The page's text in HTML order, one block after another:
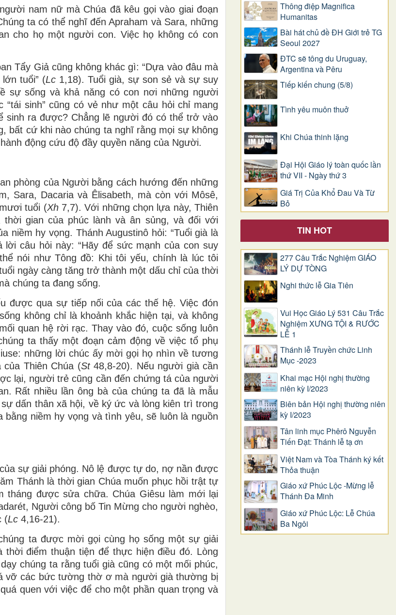
nam nữ mà Chúa đã kêu gọi vào giai đoạn
ta có thể nghĩ đến Apraham và Sara, những
cho họ một người con. Việc họ không có con
Tẩy Giả cũng không khác gì: “Dựa vào đâu mà
tuổi” (Lc 1,18). Tuổi già, sự son sẻ và sự suy
sự sống và khả năng có con nơi những người
sinh” cũng có vẻ như một câu hỏi chỉ mang
sinh ra được? Chẳng lẽ người đó có thể trở vào
bất cứ khi nào chúng ta nghĩ rằng mọi sự không
động cứu độ đầy quyền năng của Người.
phòng của Người bằng cách hướng đến những
Sara, Dacaria và Êlisabeth, mà còn với Môsê,
tuổi (Xh7,7). Với những chọn lựa này, Thiên
gian của phúc lành và ân sủng, và đối với
niềm hy vọng. Thánh Augustinô hỏi: “Tuổi già là
câu hỏi này: “Hãy để sức mạnh của con suy
nói như Tông đồ: Khi tôi yếu, chính là lúc tôi
ngày càng tăng trở thành một dấu chỉ của thời
chúng ta đang sống.
được qua sự tiếp nối của các thế hệ. Việc đón
không chỉ là khoảnh khắc hiện tại, và không
quan hệ rời rạc. Thay vào đó, cuộc sống luôn
ta thấy một đoạn cảm động về việc tổ phụ
những lời chúc ấy mời gọi họ nhìn về tương
Thiên Chúa (St48,8-20). Nếu người già cần
lại, người trẻ cũng cần đến chứng tá của người
Rất nhiều lần ông bà của chúng ta đã là mẫu
dấn thân xã hội, về ký ức và lòng kiên trì trong
niềm hy vọng và tình yêu, sẽ luôn là nguồn
sự giải phóng. Nô lệ được tự do, nợ nần được
Thánh là thời gian Chúa muốn phục hồi trật tự
được sửa chữa. Chúa Giêsu làm mới lại
Người công bố Tin Mừng cho người nghèo,
(Lc 4,16-21).
ta được mời gọi cùng họ sống một sự giải
điểm thuận tiện để thực hiện điều đó. Lòng
chúng ta rằng tuổi già cũng có một mối phúc,
vỡ các bức tường thờ ơ mà người già thường bị
quen với việc để cho một phần quan trọng và
Thông điệp Magnifica
Humanitas
Bài hát chủ đề ĐH Giới trẻ TG
Seoul 2027
ĐTC sẽ tông du Uruguay,
Argentina và Pêru
Tiếp kiến chung (5/8)
Tình yêu muôn thuở
Khi Chúa thinh lặng
Đại Hội Giáo lý toàn quốc lần
thứ VII - Ngày thứ 3
Giá Trị Của Khổ Ðau Và Từ
Bỏ
TIN HOT
277 Câu Trắc Nghiệm GIÁO
LÝ DỰ TÒNG
Nghi thức lễ Gia Tiên
Vui Học Giáo Lý 531 Câu Trắc
Nghiệm XƯNG TỘI & RƯỚC
LỄ 1
Thánh lễ Truyền chức Linh
Mục -2023
Khai mạc Hội nghị thường
niên kỳ I/2023
Biên bản Hội nghị thường niên
kỳ I/2023
Tân linh mục Phêrô Nguyễn
Tiến Đạt: Thánh lễ tạ ơn
Việt Nam và Tòa Thánh ký kết
Thỏa thuận
Giáo xứ Phúc Lộc -Mừng lễ
Thánh Đa Minh
Giáo xứ Phúc Lộc: Lễ Chúa
Ba Ngôi